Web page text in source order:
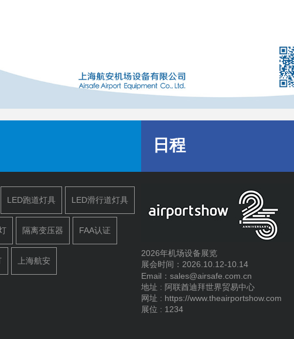
LED跑道灯具 LED滑行道灯具
隔离变压器 FAA认证
上海航安
日程
2026年机场设备展览
展会时间：2026.10.12-10.14
Email：sales@airsafe.com.cn
地址 : 阿联酋迪拜世界贸易中心
网址 : https://www.theairportshow.com
展位 : 1234